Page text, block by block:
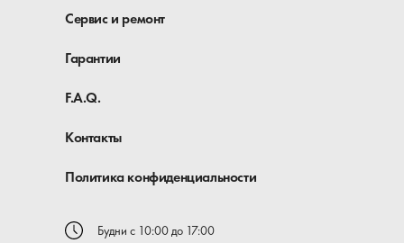
Сервис и ремонт
Гарантии
F.A.Q.
Контакты
Политика конфиденциальности
Будни с 10:00 до 17:00